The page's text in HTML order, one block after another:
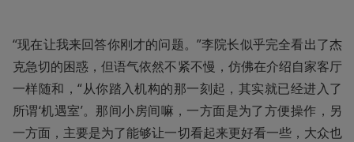
“现在让我来回答你刚才的问题。”李院长似乎完全看出了杰
克急切的困惑，但语气依然不紧不慢，仿佛在介绍自家客厅
一样随和，“从你踏入机构的那一刻起，其实就已经进入了
所谓‘机遇室’。那间小房间嘛，一方面是为了方便操作，另
一方面，主要是为了能够让一切看起来更好看一些，大众也